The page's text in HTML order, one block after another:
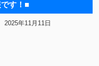
す！■
2025年11月11日